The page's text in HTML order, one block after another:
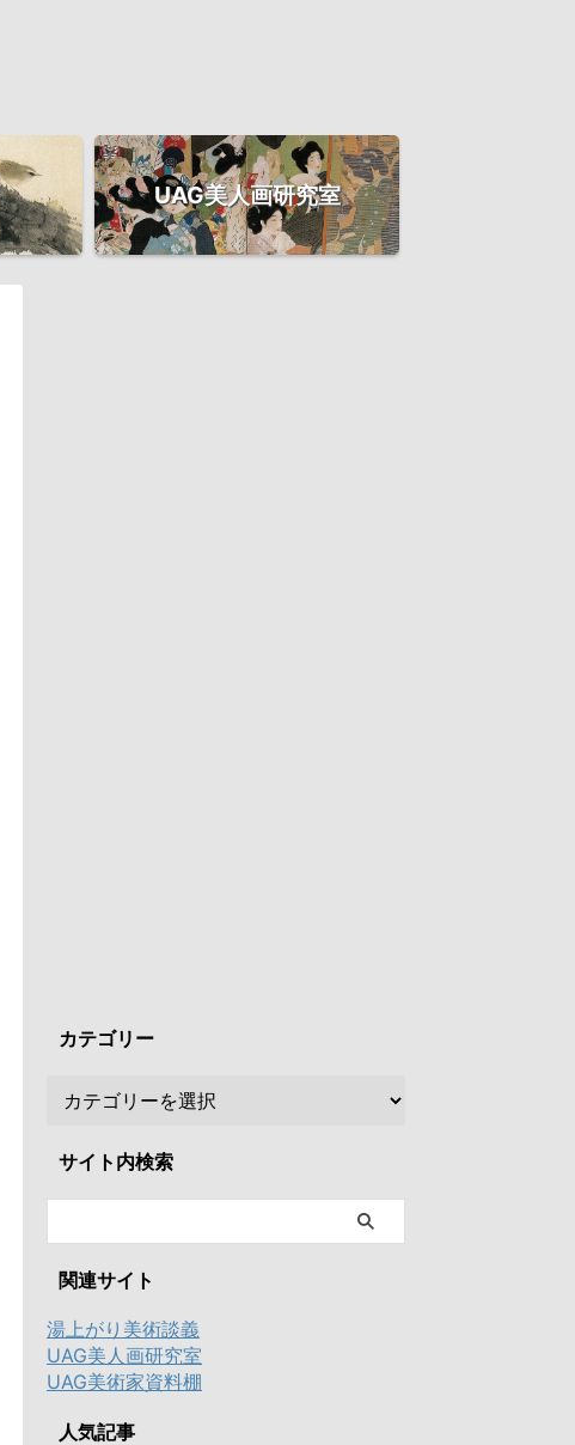
UAG美人画研究室
カテゴリー
サイト内検索
関連サイト
湯上がり美術談義
UAG美人画研究室
UAG美術家資料棚
人気記事